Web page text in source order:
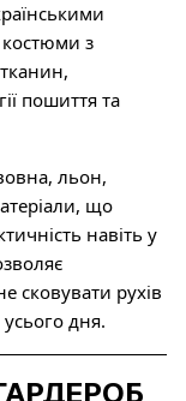
з
пошиття та
льон,
що
навіть у
сковувати рухів
дня.